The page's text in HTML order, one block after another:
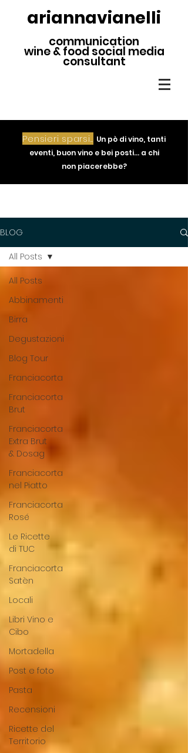
ariannavianelli
communication
wine & food social media
consultant
Pensieri sparsi... Un pò di vino, tanti
eventi, buon vino e bei posti... a chi
non piacerebbe?
BLOG
All Posts
Abbinamenti
Birra
Degustazioni
Blog Tour
Franciacorta
Franciacorta
Brut
Franciacorta
Extra Brut
& Dosag
Franciacorta
nel Piatto
Franciacorta
Rosé
Le Ricette
di TUC
Franciacorta
Satèn
Locali
Libri Vino e
Cibo
Mortadella
Post e foto
Pasta
Recensioni
Ricette del
Territorio
All Posts